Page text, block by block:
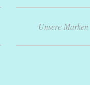
Unsere Marken